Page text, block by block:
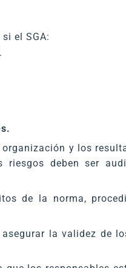
el SGA:
y los
deben ser
de la norma,
la validez de